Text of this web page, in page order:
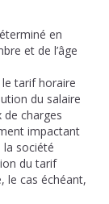
en
et de l’âge
tarif horaire
du salaire
charges
impactant
la société
du tarif
le cas échéant,